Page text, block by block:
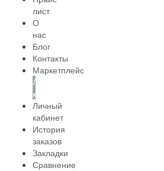
лист
О
нас
Блог
Контакты
Маркетплейс
Личный
кабинет
Личный
кабинет
История
заказов
Закладки
Сравнение